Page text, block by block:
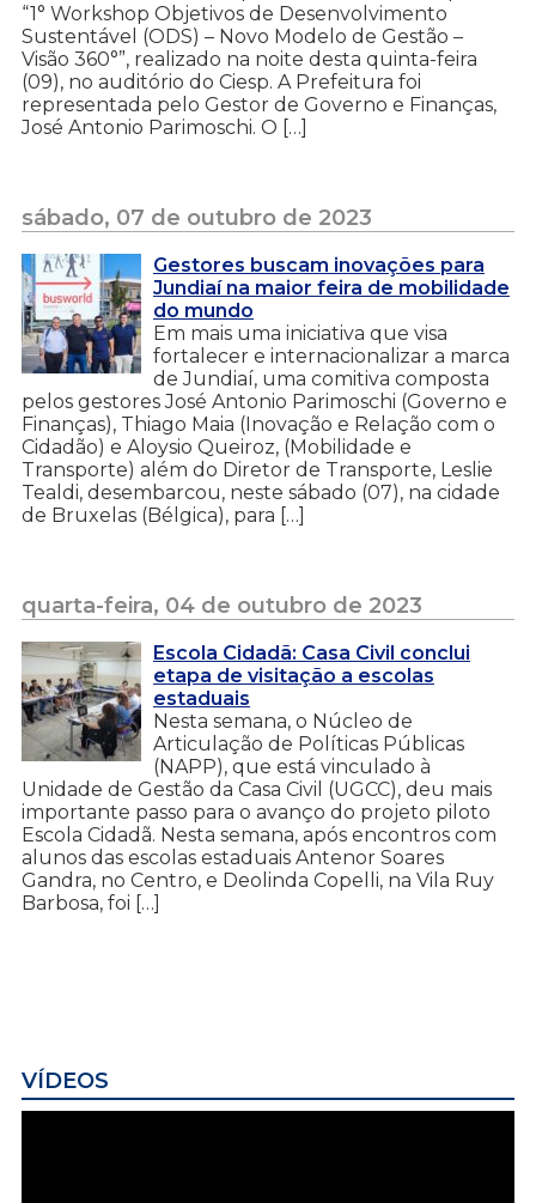
“1° Workshop Objetivos de Desenvolvimento
Sustentável (ODS) – Novo Modelo de Gestão –
Visão 360°”, realizado na noite desta quinta-feira
(09), no auditório do Ciesp. A Prefeitura foi
representada pelo Gestor de Governo e Finanças,
José Antonio Parimoschi. O […]
sábado, 07 de outubro de 2023
Gestores buscam inovações para
Jundiaí na maior feira de mobilidade
do mundo
Em mais uma iniciativa que visa
fortalecer e internacionalizar a marca
de Jundiaí, uma comitiva composta
pelos gestores José Antonio Parimoschi (Governo e
Finanças), Thiago Maia (Inovação e Relação com o
Cidadão) e Aloysio Queiroz, (Mobilidade e
Transporte) além do Diretor de Transporte, Leslie
Tealdi, desembarcou, neste sábado (07), na cidade
de Bruxelas (Bélgica), para […]
quarta-feira, 04 de outubro de 2023
Escola Cidadã: Casa Civil conclui
etapa de visitação a escolas
estaduais
Nesta semana, o Núcleo de
Articulação de Políticas Públicas
(NAPP), que está vinculado à
Unidade de Gestão da Casa Civil (UGCC), deu mais
importante passo para o avanço do projeto piloto
Escola Cidadã. Nesta semana, após encontros com
alunos das escolas estaduais Antenor Soares
Gandra, no Centro, e Deolinda Copelli, na Vila Ruy
Barbosa, foi […]
VÍDEOS